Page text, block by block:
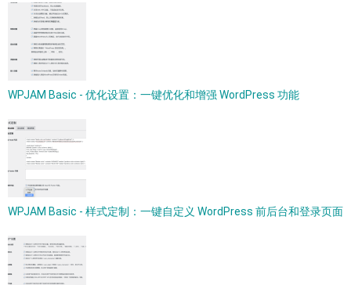
WPJAM Basic - 优化设置：一键优化和增强 WordPress 功能
WPJAM Basic - 样式定制：一键自定义 WordPress 前后台和登录页面